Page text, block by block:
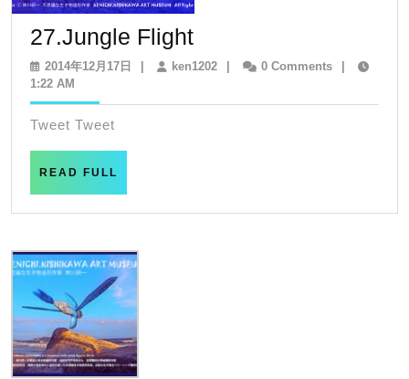
27.Jungle Flight27.Jungle
Flight
2014年12月17日
2014
ken1202ken12020 Comments
1:22 AM
Tweet Tweet
READ FULL